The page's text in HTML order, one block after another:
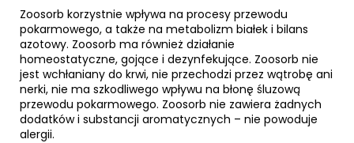
Zoosorb korzystnie wpływa na procesy przewodu
pokarmowego, a także na metabolizm białek i bilans
azotowy. Zoosorb ma również działanie
homeostatyczne, gojące i dezynfekujące. Zoosorb nie
jest wchłaniany do krwi, nie przechodzi przez wątrobę ani
nerki, nie ma szkodliwego wpływu na błonę śluzową
przewodu pokarmowego. Zoosorb nie zawiera żadnych
dodatków i substancji aromatycznych – nie powoduje
alergii.